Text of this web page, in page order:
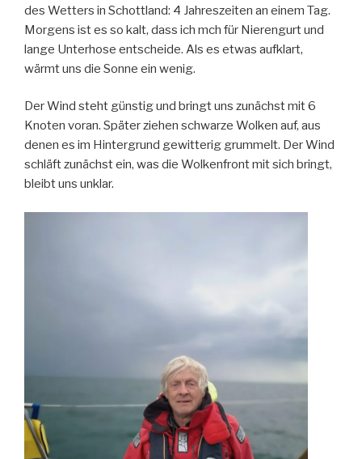
des Wetters in Schottland: 4 Jahreszeiten an einem Tag.
Morgens ist es so kalt, dass ich mch für Nierengurt und
lange Unterhose entscheide. Als es etwas aufklart,
wärmt uns die Sonne ein wenig.
Der Wind steht günstig und bringt uns zunächst mit 6
Knoten voran. Später ziehen schwarze Wolken auf, aus
denen es im Hintergrund gewitterig grummelt. Der Wind
schläft zunächst ein, was die Wolkenfront mit sich bringt,
bleibt uns unklar.